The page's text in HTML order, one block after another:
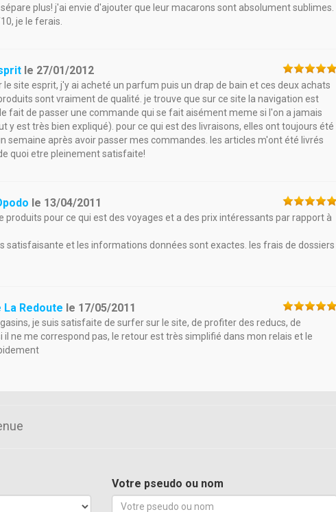
plus! j'ai envie d'ajouter que leur macarons sont absolument sublimes.
je le ferais.
le 27/01/2012
site esprit, j'y ai acheté un parfum puis un drap de bain et ces deux achats
sont vraiment de qualité. je trouve que sur ce site la navigation est
fait de passer une commande qui se fait aisément meme si l'on a jamais
y est très bien expliqué). pour ce qui est des livraisons, elles ont toujours été
semaine après avoir passer mes commandes. les articles m'ont été livrés
quoi etre pleinement satisfaite!
le 13/04/2011
produits pour ce qui est des voyages et a des prix intéressants par rapport à
satisfaisante et les informations données sont exactes. les frais de dossiers
La Redoute le 17/05/2011
je suis satisfaite de surfer sur le site, de profiter des reducs, de
il ne me correspond pas, le retour est très simplifié dans mon relais et le
Votre pseudo ou nom